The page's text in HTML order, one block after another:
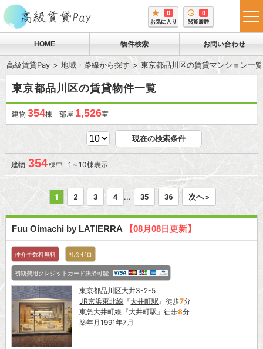
0
お気に入り
0
閲覧履歴
HOME 物件検索 お問い合わせ
高級賃貸Pay 地域・路線から探す 東京都品川区の賃貸マンション一
東京都品川区の賃貸物件一覧
建物 354棟 部屋 1,526室
現在の検索条件
建物 354棟中 1～10棟表示
1 2 3 4 ... 35 36 次へ »
Fuu Oimachi by LATIERRA 【08月08日更新】
仲介手数料無料 礼金ゼロ
初期費用クレジットカード決済可能
東京都品川区大井3-2-5
JR京浜東北線 『大井町駅』徒歩7分
東急大井町線 『大井町駅』徒歩8分
築年月1991年7月